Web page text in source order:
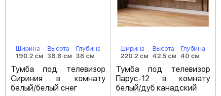
Ширина
190.2 см
Высота
38.8 см
Глубина
38 см
Тумба под телевизор
Сириния в комнату
белый/белый снег
Ширина
220.2 см
Высота
42.5 см
Глубина
40 см
Тумба под телевизор
Парус-12 в комнату
белый/дуб канадский